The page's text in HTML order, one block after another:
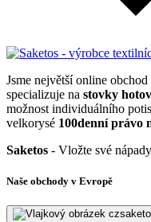
Jsme největší online
specializuje na stovky
možnost individuálního
velkorysé 100denní právo
Saketos - Vložte své
Naše obchody v Evropě